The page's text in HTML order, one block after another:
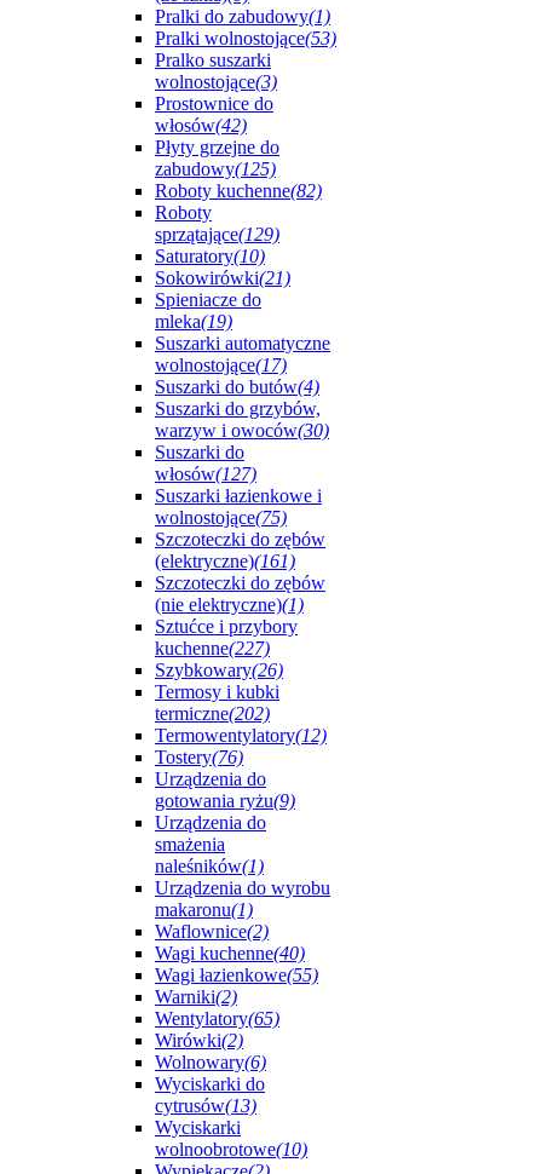
Pralki do zabudowy(1)
Pralki wolnostojące(53)
Pralko suszarki
wolnostojące(3)
Prostownice do
włosów(42)
Płyty grzejne do
zabudowy(125)
Roboty kuchenne(82)
Roboty
sprzątające(129)
Saturatory(10)
Sokowirówki(21)
Spieniacze do
mleka(19)
Suszarki automatyczne
wolnostojące(17)
Suszarki do butów(4)
Suszarki do grzybów,
warzyw i owoców(30)
Suszarki do
włosów(127)
Suszarki łazienkowe i
wolnostojące(75)
Szczoteczki do zębów
(elektryczne)(161)
Szczoteczki do zębów
(nie elektryczne)(1)
Sztućce i przybory
kuchenne(227)
Szybkowary(26)
Termosy i kubki
termiczne(202)
Termowentylatory(12)
Tostery(76)
Urządzenia do
gotowania ryżu(9)
Urządzenia do
smażenia
naleśników(1)
Urządzenia do wyrobu
makaronu(1)
Waflownice(2)
Wagi kuchenne(40)
Wagi łazienkowe(55)
Warniki(2)
Wentylatory(65)
Wirówki(2)
Wolnowary(6)
Wyciskarki do
cytrusów(13)
Wyciskarki
wolnoobrotowe(10)